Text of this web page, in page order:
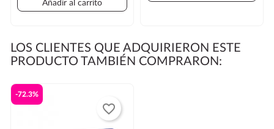
Añadir al carrito
LOS CLIENTES QUE ADQUIRIERON ESTE
PRODUCTO TAMBIÉN COMPRARON:
-72.3%
favorite_border